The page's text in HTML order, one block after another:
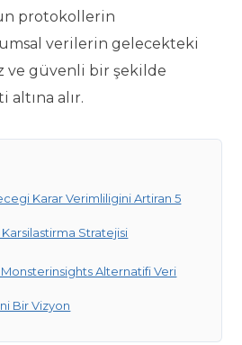
protokollerin
verilerin gelecekteki
ve güvenli bir şekilde
altına alır.
Karar Verimliligini Artiran 5
Stratejisi
Monsterinsights Alternatifi Veri
Bir Vizyon